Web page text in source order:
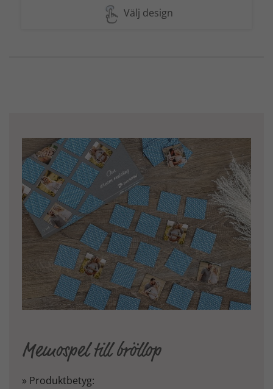
Välj design
Memospel till bröllop
» Produktbetyg: